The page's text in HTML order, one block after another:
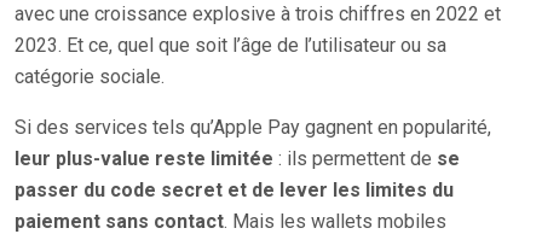
avec une croissance explosive à trois chiffres en 2022 et
2023. Et ce, quel que soit l’âge de l’utilisateur ou sa
catégorie sociale.
Si des services tels qu’Apple Pay gagnent en popularité,
leur plus-value reste limitée : ils permettent de se
passer du code secret et de lever les limites du
paiement sans contact. Mais les wallets mobiles